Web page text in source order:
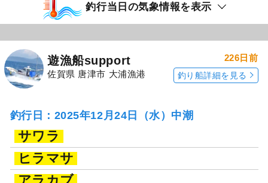
釣行当日の気象情報を表示
遊漁船support
佐賀県 唐津市 大浦漁港
226日前
釣り船詳細を見る
釣行日：2025年12月24日（水）中潮
サワラ
ヒラマサ